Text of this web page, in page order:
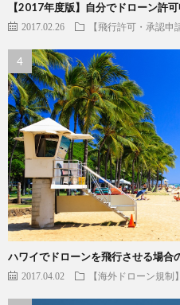
【2017年度版】自分でドローン許
2017.02.26 【飛行許可・承認申
ハワイでドローンを飛行させる場合
2017.04.02 【海外ドローン規制】